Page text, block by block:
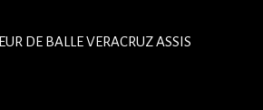
DE BALLE VERACRUZ ASSIS